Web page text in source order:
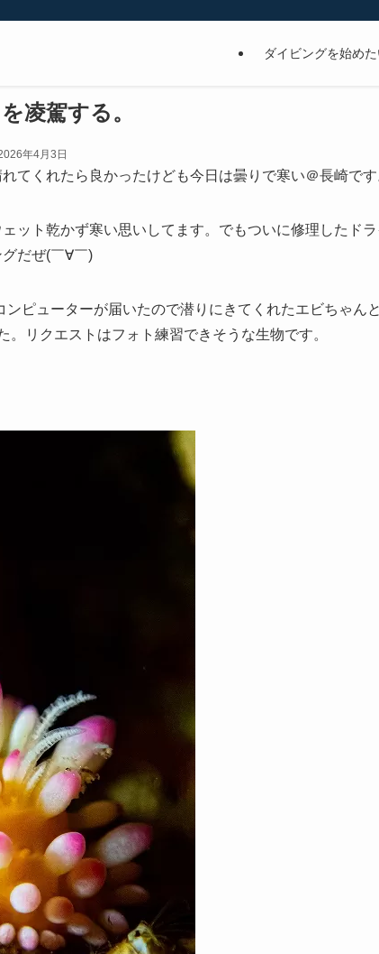
ダイビングを始め
凌駕する。
年4月3日
てくれたら良かったけども今日は曇りで寒い＠長崎です
ット乾かず寒い思いしてます。でもついに修理したド
だぜ(￣∀￣)
ンピューターが届いたので潜りにきてくれたエビちゃん
リクエストはフォト練習できそうな生物です。